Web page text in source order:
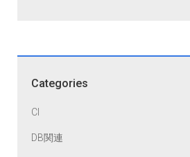
Categories
CI
DB関連